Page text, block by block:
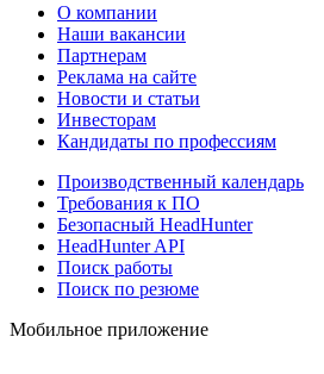
О компании
Наши вакансии
Партнерам
Реклама на сайте
Новости и статьи
Инвесторам
Кандидаты по профессиям
Производственный календарь
Требования к ПО
Безопасный HeadHunter
HeadHunter API
Поиск работы
Поиск по резюме
Мобильное приложение